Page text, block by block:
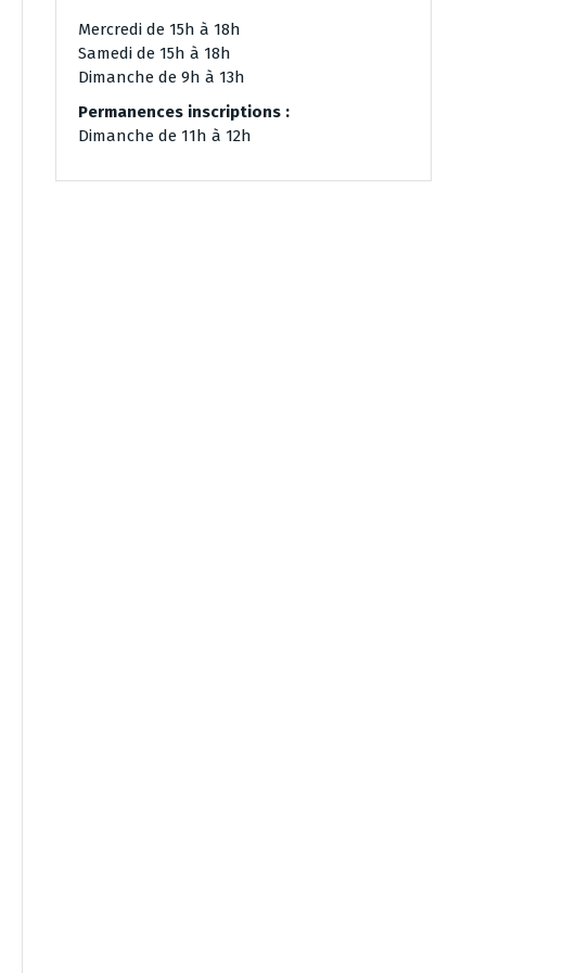
Mercredi de 15h à 18h
Samedi de 15h à 18h
Dimanche de 9h à 13h
Permanences inscriptions :
Dimanche de 11h à 12h